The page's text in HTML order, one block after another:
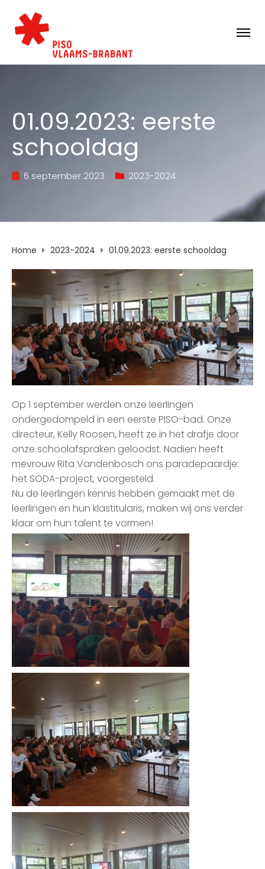
01.09.2023: eerste
schooldag
6 september 2023 2023-2024
Home 2023-2024 01.09.2023: eerste schooldag
Op 1 september werden onze leerlingen
ondergedompeld in een eerste PISO-bad. Onze
directeur, Kelly Roosen, heeft ze in het drafje door
onze schoolafspraken geloodst. Nadien heeft
mevrouw Rita Vandenbosch ons paradepaardje:
het SODA-project, voorgesteld.
Nu de leerlingen kennis hebben gemaakt met de
leerlingen en hun klastitularis, maken wij ons verder
klaar om hun talent te vormen!